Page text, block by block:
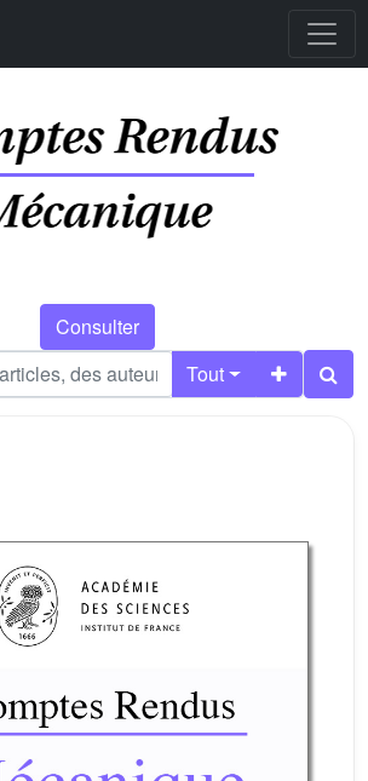
Consulter
Tout